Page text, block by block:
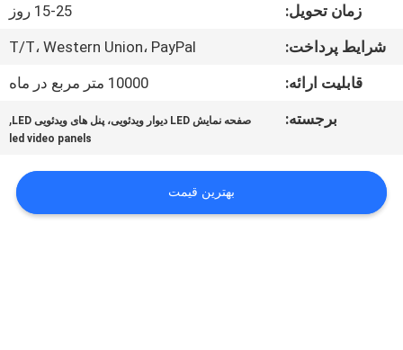
کیفیت
اخبار
سیاست
زمان تحویل:
15-25 روز
شرایط پرداخت:
T/T، Western Union، PayPal
قابلیت ارائه:
10000 متر مربع در ماه
برجسته:
صفحه نمایش LED دیوار ویدئویی، پنل های ویدئویی LED ,
led video panels
بهترین قیمت